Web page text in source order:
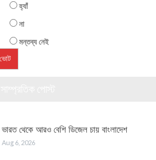
হ্যাঁ
না
মন্তব্য নেই
ভারত থেকে আরও বেশি ডিজেল চায় বাংলাদেশ
Aug 6, 2026